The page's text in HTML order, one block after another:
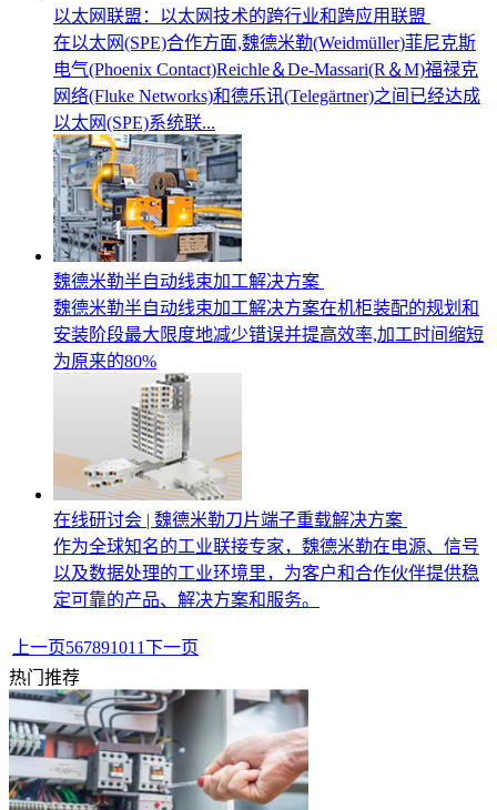
以太网联盟：以太网技术的跨行业和跨应用联盟
在以太网(SPE)合作方面,魏德米勒(Weidmüller)菲尼克斯
电气(Phoenix Contact)Reichle＆De-Massari(R＆M)福禄克
网络(Fluke Networks)和德乐讯(Telegärtner)之间已经达成
以太网(SPE)系统联...
魏德米勒半自动线束加工解决方案
魏德米勒半自动线束加工解决方案在机柜装配的规划和
安装阶段最大限度地减少错误并提高效率,加工时间缩短
为原来的80%
在线研讨会 | 魏德米勒刀片端子重载解决方案
作为全球知名的工业联接专家，魏德米勒在电源、信号
以及数据处理的工业环境里，为客户和合作伙伴提供稳
定可靠的产品、解决方案和服务。
上一页567891011下一页
热门推荐